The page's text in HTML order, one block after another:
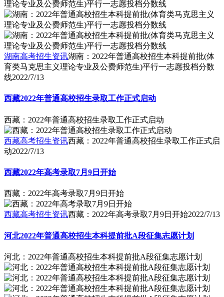
湖南高考招生资讯湖南：2022年普通高校招生本科提前批(体
育类马克思主义理论专业及公费师范生)平行一志愿投档分数
线2022/7/13
西藏2022年普通高校招生录取工作正式启动
西藏：2022年普通高校招生录取工作正式启动
西藏高考招生资讯西藏：2022年普通高校招生录取工作正式启
动2022/7/13
西藏2022年高考录取7月9日开始
西藏：2022年高考录取7月9日开始
西藏高考招生资讯西藏：2022年高考录取7月9日开始2022/7/13
河北2022年普通高校招生本科提前批A段征集志愿计划
河北：2022年普通高校招生本科提前批A段征集志愿计划